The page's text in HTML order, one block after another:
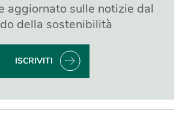
aggiornato sulle notizie dal
della sostenibilità
ISCRIVITI